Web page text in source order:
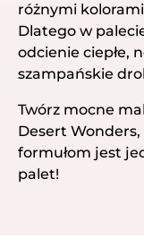
różnymi
Dlatego w
odcienie ciepłe,
szampańskie
Twórz mocne
Desert
formułom jest
palet!